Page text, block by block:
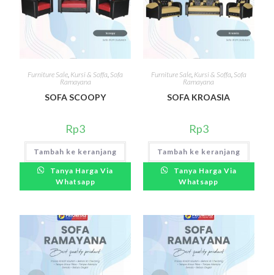
Furniture Sale Kursi & Soffa Sofa
Ramayana
SOFA SCOOPY
Rp3
Tambah ke keranjang
Tanya Harga Via
Whatsapp
Furniture Sale, Kursi & Soffa Sofa
Ramayana
SOFA KROASIA
Rp3
Tambah ke keranjang
Tanya Harga Via
Whatsapp